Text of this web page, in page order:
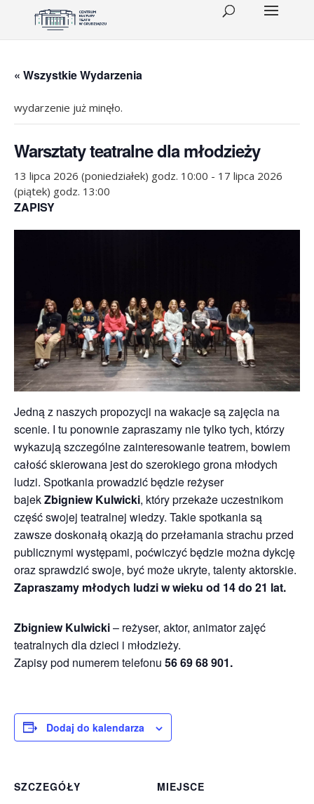
« Wszystkie Wydarzenia
wydarzenie już minęło.
Warsztaty teatralne dla młodzieży
13 lipca 2026 (poniedziałek) godz. 10:00 - 17 lipca 2026
(piątek) godz. 13:00
ZAPISY
Jedną z naszych propozycji na wakacje są zajęcia na
scenie. I tu ponownie zapraszamy nie tylko tych, którzy
wykazują szczególne zainteresowanie teatrem, bowiem
całość skierowana jest do szerokiego grona młodych
ludzi. Spotkania prowadzić będzie reżyser
bajekZbigniew Kulwicki, który przekaże uczestnikom
część swojej teatralnej wiedzy. Takie spotkania są
zawsze doskonałą okazją do przełamania strachu przed
publicznymi występami, poćwiczyć będzie można dykcję
oraz sprawdzić swoje, być może ukryte, talenty aktorskie.
Zapraszamy młodych ludzi w wieku od 14 do 21 lat.
Zbigniew Kulwicki– reżyser, aktor, animator zajęć
teatralnych dla dzieci i młodzieży.
Zapisy pod numerem telefonu 56 69 68 901.
Dodaj do kalendarza
SZCZEGÓŁY
MIEJSCE